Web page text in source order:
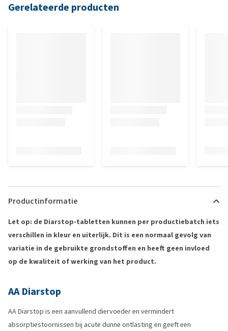
Gerelateerde producten
Productinformatie
Let op: de Diarstop-tabletten kunnen per productiebatch iets
verschillen in kleur en uiterlijk. Dit is een normaal gevolg van
variatie in de gebruikte grondstoffen en heeft geen invloed
op de kwaliteit of werking van het product.
AA Diarstop
AA Diarstop is een aanvullend diervoeder en vermindert
absorptiestoornissen bij acute dunne ontlasting en geeft een